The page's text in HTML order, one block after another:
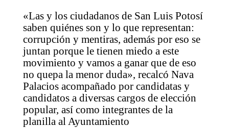
«Las y los ciudadanos de San Luis Potosí
saben quiénes son y lo que representan:
corrupción y mentiras, además por eso se
juntan porque le tienen miedo a este
movimiento y vamos a ganar que de eso
no quepa la menor duda», recalcó Nava
Palacios acompañado por candidatas y
candidatos a diversas cargos de elección
popular, así como integrantes de la
planilla al Ayuntamiento